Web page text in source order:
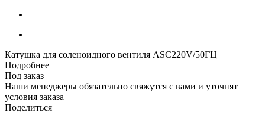
Катушка для соленоидного вентиля ASC220V/50ГЦ
Подробнее
Под заказ
Наши менеджеры обязательно свяжутся с вами и уточнят
условия заказа
Поделиться